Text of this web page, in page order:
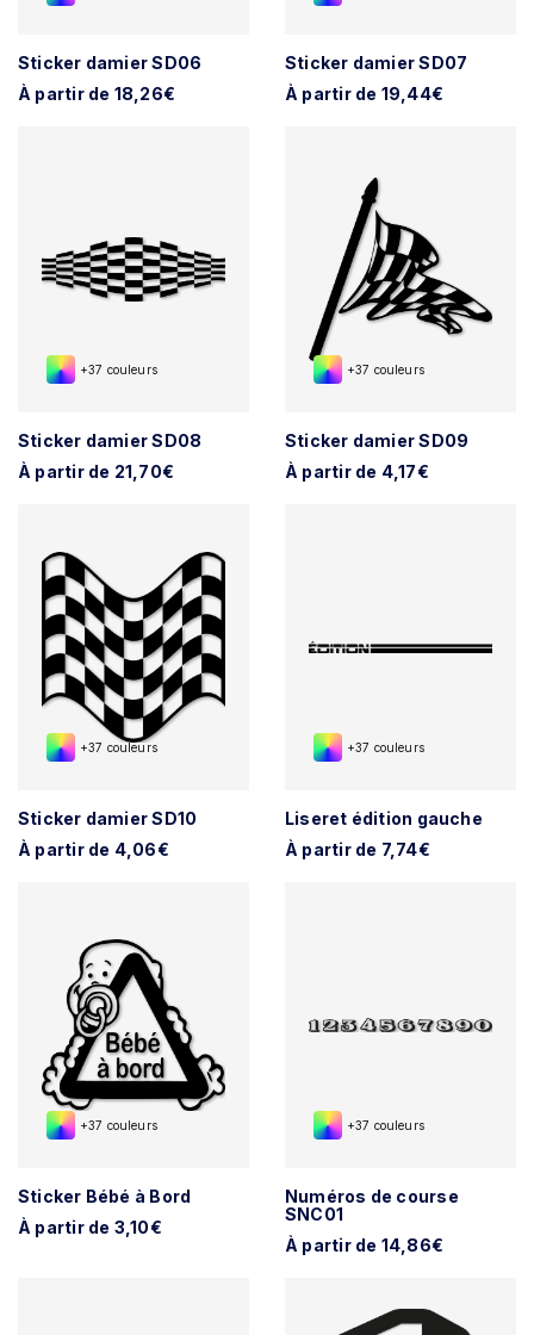
Sticker damier SD06
À partir de 18,26€
Sticker damier SD07
À partir de 19,44€
+37 couleurs
Sticker damier SD08
À partir de 21,70€
+37 couleurs
Sticker damier SD09
À partir de 4,17€
+37 couleurs
Sticker damier SD10
À partir de 4,06€
+37 couleurs
Liseret édition gauche
À partir de 7,74€
+37 couleurs
Sticker Bébé à Bord
À partir de 3,10€
+37 couleurs
Numéros de course
SNC01
À partir de 14,86€